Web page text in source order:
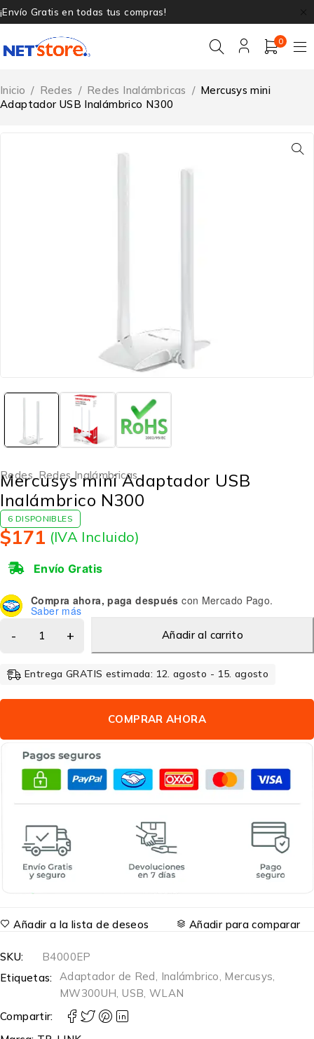
¡Envío Gratis en todas tus compras!
0
Inicio / Redes / Redes Inalámbricas / Mercusys mini
Adaptador USB Inalámbrico N300
Redes,Redes Inalámbricas
Mercusys mini Adaptador USB
Inalámbrico N300
6 DISPONIBLES
$171 (IVA Incluido)
Envío Gratis
Compra ahora, paga después con Mercado Pago.
Saber más
Añadir al carrito
Entrega GRATIS estimada: 12. agosto - 15. agosto
COMPRAR AHORA
Añadir a la lista de deseos Añadir para comparar
SKU:
B4000EP
Etiquetas: Adaptador de Red, Inalámbrico, Mercusys,
MW300UH,USB, WLAN
Compartir: